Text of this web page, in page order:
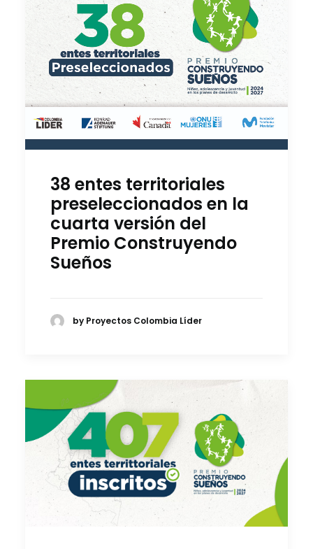
38 entes territoriales
preseleccionados en la
cuarta versión del
Premio Construyendo
Sueños
by Proyectos Colombia Líder